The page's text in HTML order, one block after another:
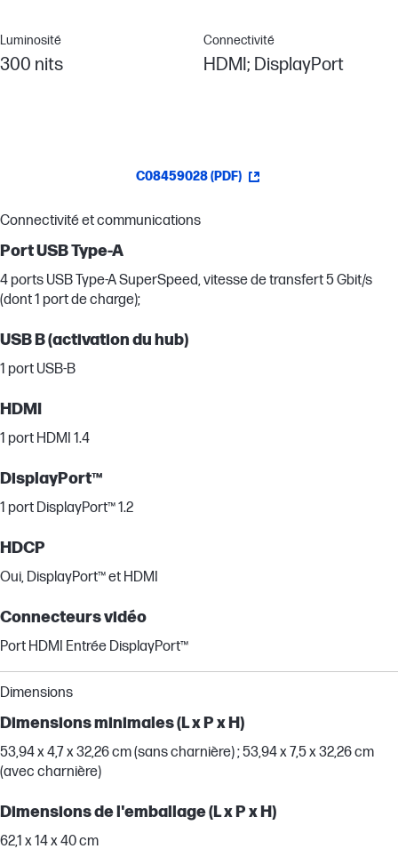
Luminosité
300 nits
Connectivité
HDMI; DisplayPort
C08459028 (PDF)
Connectivité et communications
Port USB Type-A
4 ports USB Type-A SuperSpeed, vitesse de transfert 5 Gbit/s
(dont 1 port de charge);
USB B (activation du hub)
1 port USB-B
HDMI
1 port HDMI 1.4
DisplayPort™
1 port DisplayPort™ 1.2
HDCP
Oui, DisplayPort™ et HDMI
Connecteurs vidéo
Port HDMI Entrée DisplayPort™
Dimensions
Dimensions minimales (L x P x H)
53,94 x 4,7 x 32,26 cm (sans charnière) ; 53,94 x 7,5 x 32,26 cm
(avec charnière)
Dimensions de l'emballage (L x P x H)
62,1 x 14 x 40 cm